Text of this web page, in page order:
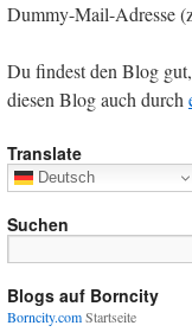
Dummy-Mail-Adresse
Du findest den Blog
diesen Blog auch durch
Translate
Deutsch
Suchen
Blogs auf Borncity
Borncity.comStartseite